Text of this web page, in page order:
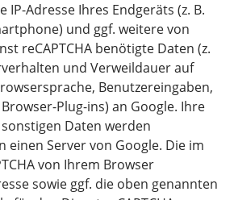
IP-Adresse Ihres Endgeräts (z. B.
und ggf. weitere von
reCAPTCHA benötigte Daten (z.
und Verweildauer auf
Benutzereingaben,
Plug-ins) an Google. Ihre
Daten werden
einen Server von Google. Die im
von Ihrem Browser
sowie ggf. die oben genannten